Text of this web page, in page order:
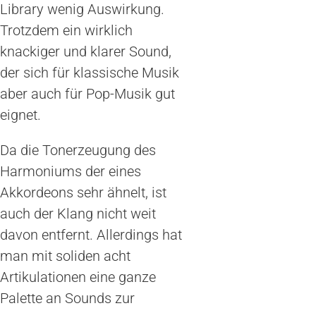
Library wenig Auswirkung.
Trotzdem ein wirklich
knackiger und klarer Sound,
der sich für klassische Musik
aber auch für Pop-Musik gut
eignet.
Da die Tonerzeugung des
Harmoniums der eines
Akkordeons sehr ähnelt, ist
auch der Klang nicht weit
davon entfernt. Allerdings hat
man mit soliden acht
Artikulationen eine ganze
Palette an Sounds zur